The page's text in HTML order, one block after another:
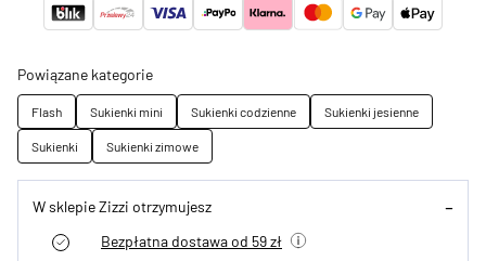
Powiązane kategorie
Flash Sukienki mini Sukienki codzienne
Sukienki jesienne
Sukienki
Sukienki zimowe
W sklepie Zizzi otrzymujesz
Bezpłatna dostawa od 59 zł